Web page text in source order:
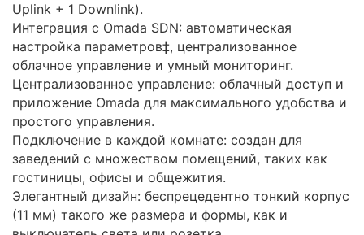
Uplink + 1 Downlink).
Интеграция с Omada SDN: автоматическая
настройка параметров‡, централизованное
облачное управление и умный мониторинг.
Централизованное управление: облачный доступ и
приложение Omada для максимального удобства и
простого управления.
Подключение в каждой комнате: создан для
заведений с множеством помещений, таких как
гостиницы, офисы и общежития.
Элегантный дизайн: беспрецедентно тонкий корпус
(11 мм) такого же размера и формы, как и